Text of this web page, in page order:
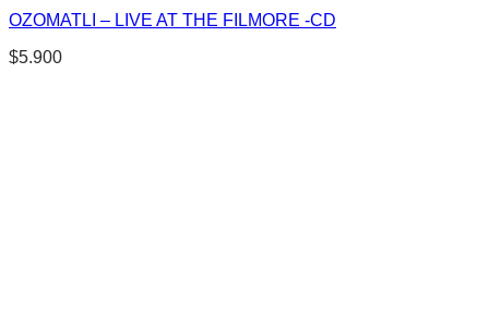
OZOMATLI – LIVE AT THE FILMORE -CD
$5.900